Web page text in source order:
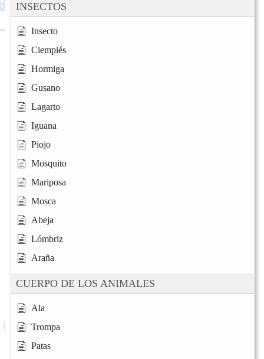
INSECTOS
Insecto
Ciempiés
Hormiga
Gusano
Lagarto
Iguana
Piojo
Mosquito
Mariposa
Mosca
Abeja
Lómbriz
Araña
CUERPO DE LOS ANIMALES
Ala
Trompa
Patas